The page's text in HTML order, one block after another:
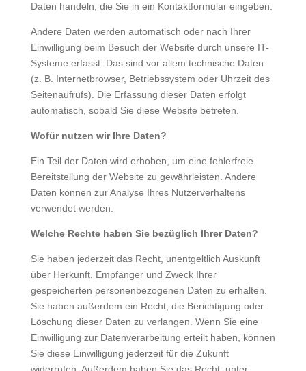
Daten handeln, die Sie in ein Kontaktformular eingeben.
Andere Daten werden automatisch oder nach Ihrer
Einwilligung beim Besuch der Website durch unsere IT-
Systeme erfasst. Das sind vor allem technische Daten
(z. B. Internetbrowser, Betriebssystem oder Uhrzeit des
Seitenaufrufs). Die Erfassung dieser Daten erfolgt
automatisch, sobald Sie diese Website betreten.
Wofür nutzen wir Ihre Daten?
Ein Teil der Daten wird erhoben, um eine fehlerfreie
Bereitstellung der Website zu gewährleisten. Andere
Daten können zur Analyse Ihres Nutzerverhaltens
verwendet werden.
Welche Rechte haben Sie bezüglich Ihrer Daten?
Sie haben jederzeit das Recht, unentgeltlich Auskunft
über Herkunft, Empfänger und Zweck Ihrer
gespeicherten personenbezogenen Daten zu erhalten.
Sie haben außerdem ein Recht, die Berichtigung oder
Löschung dieser Daten zu verlangen. Wenn Sie eine
Einwilligung zur Datenverarbeitung erteilt haben, können
Sie diese Einwilligung jederzeit für die Zukunft